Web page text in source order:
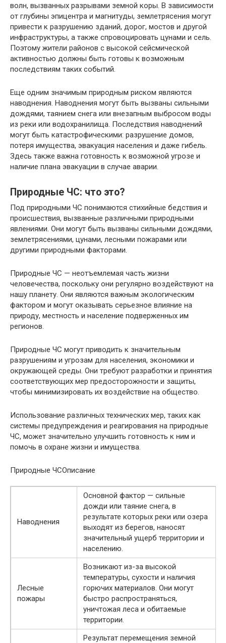
волн, вызванных разрывами земной коры. В зависимости
от глубины эпицентра и магнитуды, землетрясения могут
привести к разрушению зданий, дорог, мостов и другой
инфраструктуры, а также спровоцировать цунами и сель.
Поэтому жители районов с высокой сейсмической
активностью должны быть готовы к возможным
последствиям таких событий.
Еще одним значимым природным риском являются
наводнения. Наводнения могут быть вызваны сильными
дождями, таянием снега или внезапным выбросом воды
из реки или водохранилища. Последствия наводнений
могут быть катастрофическими: разрушение домов,
потеря имущества, эвакуация населения и даже гибель.
Здесь также важна готовность к возможной угрозе и
наличие плана эвакуации в случае аварии.
Природные ЧС: что это?
Под природными ЧС понимаются стихийные бедствия и
происшествия, вызванные различными природными
явлениями. Они могут быть вызваны сильными дождями,
землетрясениями, цунами, лесными пожарами или
другими природными факторами.
Природные ЧС — неотъемлемая часть жизни
человечества, поскольку они регулярно воздействуют на
нашу планету. Они являются важным экологическим
фактором и могут оказывать серьезное влияние на
природу, местность и население подверженных им
регионов.
Природные ЧС могут приводить к значительным
разрушениям и угрозам для населения, экономики и
окружающей среды. Они требуют разработки и принятия
соответствующих мер предосторожности и защиты,
чтобы минимизировать их воздействие на общество.
Использование различных технических мер, таких как
системы предупреждения и реагирования на природные
ЧС, может значительно улучшить готовность к ним и
помочь в охране жизни и имущества.
Природные ЧСОписание
Наводнения
Основной фактор — сильные
дожди или таяние снега, в
результате которых реки или озера
выходят из берегов, наносят
значительный ущерб территории и
населению.
Лесные
пожары
Возникают из-за высокой
температуры, сухости и наличия
горючих материалов. Они могут
быстро распространяться,
уничтожая леса и обитаемые
территории.
Результат перемещения земной